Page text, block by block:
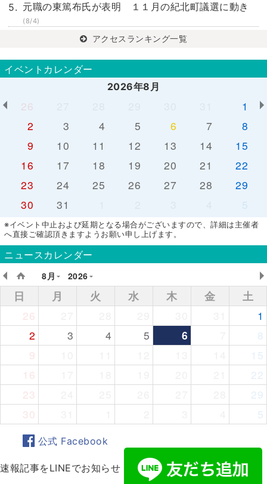
元職の東篤布氏が表明 １１月の紀北町議選に動き
(8/4)
アクセスランキング一覧
イベントカレンダー
2026年8月
26
1
2
3 4 5 6 7
8
9
10 11 12 13 14
15
16
17 18 19 20 21
22
23
24 25 26 27 28
29
30
31 5
※イベント中止および延期となる場合がございますので、詳細は主催者
へ直接ご確認頂きますようお願い申し上げます。
ニュースカレンダー
8月
2026
日 月 火 水 木 金
土
26
1
2
3 4 5 6
8
9
15
16
22
23
29
30
5
公式 Facebook
速報記事をLINEでお知らせ